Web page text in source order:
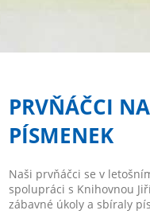
PRVŇÁČCI
PÍSMENEK
Naši prvňáčci se v
spolupráci s Knihovnou
zábavné úkoly a sbíraly